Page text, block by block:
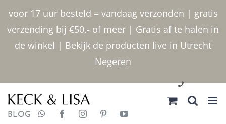
voor 17 uur besteld = vandaag verzonden | gratis
verzending bij €50,- of meer | Gratis af te halen in
de winkel | Bekijk de producten live in Utrecht
Negeren
inhoud
030 2400000
BLOG